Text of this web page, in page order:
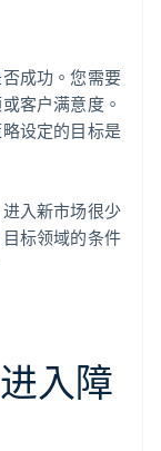
成功。您需要
客户满意度。
设定的目标是
入新市场很少
标领域的条件
入障